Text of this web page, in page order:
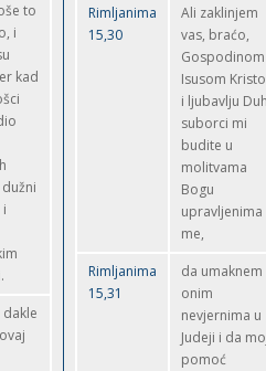
to
i
kad
i
dakle
Rimljanima
15,30
Ali zaklinjem
vas, braćo,
Gospodinom
Isusom
i ljubavlju
suborci mi
budite u
molitvama
Bogu
upravljenima
me,
Rimljanima
15,31
da umaknem
onim
nevjernima u
Judeji i da
pomoć